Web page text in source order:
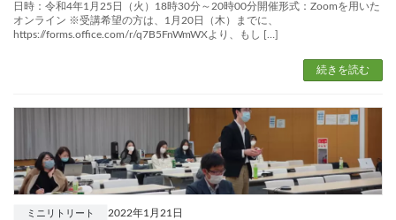
日時：令和4年1月25日（火）18時30分～20時00分開催形式：Zoomを用いた
オンライン ※受講希望の方は、1月20日（木）までに、
https://forms.office.com/r/q7B5FnWmWXより、もし […]
続きを読む
2022年1月21日
ミニリトリート